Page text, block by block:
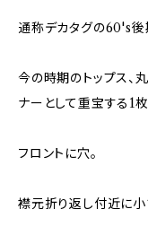
通称デカタグの60's後
今の時期のトップス、
ナーとして重宝する1枚
フロントに穴。
襟元折り返し付近に小